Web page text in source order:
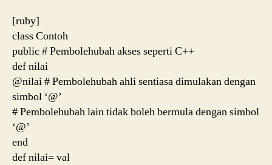
[ruby]
class Contoh
public # Pembolehubah akses seperti C++
def nilai
@nilai # Pembolehubah ahli sentiasa dimulakan dengan
simbol ‘@’
# Pembolehubah lain tidak boleh bermula dengan simbol
‘@’
end
def nilai= val